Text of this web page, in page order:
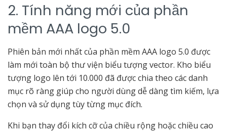
2. Tính năng mới của phần
mềm AAA logo 5.0
Phiên bản mới nhất của phần mềm AAA logo 5.0 được
làm mới toàn bộ thư viện biểu tượng vector. Kho biểu
tượng logo lên tới 10.000 đã được chia theo các danh
mục rõ ràng giúp cho người dùng dễ dàng tìm kiếm, lựa
chọn và sử dụng tùy từng mục đích.
Khi bạn thay đổi kích cỡ của chiều rộng hoặc chiều cao